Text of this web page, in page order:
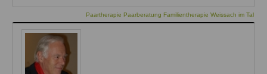
Paartherapie Paarberatung Familientherapie Weissach im Tal